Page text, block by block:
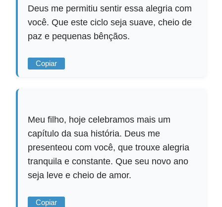
Deus me permitiu sentir essa alegria com
você. Que este ciclo seja suave, cheio de
paz e pequenas bênçãos.
Copiar
Meu filho, hoje celebramos mais um
capítulo da sua história. Deus me
presenteou com você, que trouxe alegria
tranquila e constante. Que seu novo ano
seja leve e cheio de amor.
Copiar